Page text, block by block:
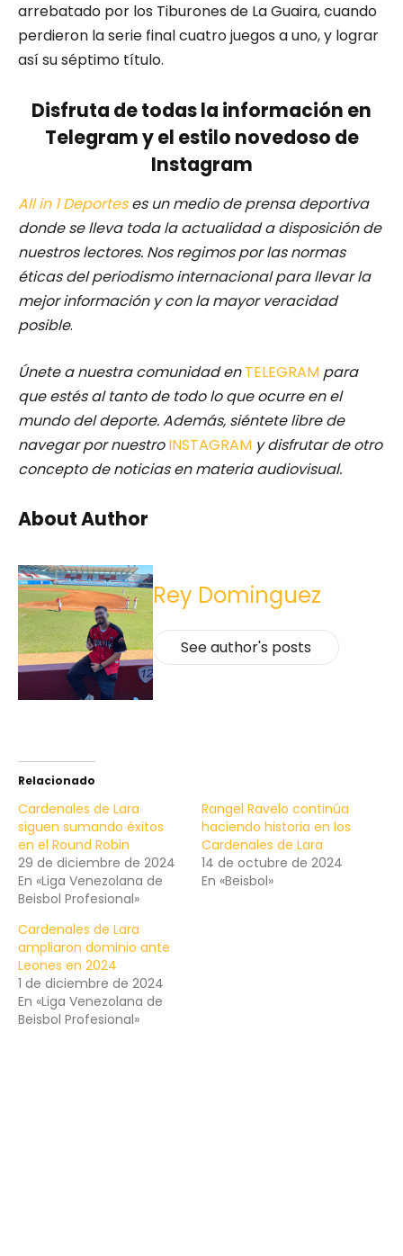
arrebatado por los Tiburones de La Guaira, cuando
perdieron la serie final cuatro juegos a uno, y lograr
así su séptimo título.
Disfruta de todas la información en
Telegram y el estilo novedoso de
Instagram
All in 1 Deporteses un medio de prensa deportiva
donde se lleva toda la actualidad a disposición de
nuestros lectores. Nos regimos por las normas
éticas del periodismo internacional para llevar la
mejor información y con la mayor veracidad
posible.
Únete a nuestra comunidad enTELEGRAM para
que estés al tanto de todo lo que ocurre en el
mundo del deporte. Además, siéntete libre de
navegar por nuestro INSTAGRAM y disfrutar de otro
concepto de noticias en materia audiovisual.
About Author
Rey Dominguez
See author's posts
Relacionado
Cardenales de Lara
siguen sumando éxitos
en el Round Robin
29 de diciembre de 2024
En «Liga Venezolana de
Beisbol Profesional»
Rangel Ravelo continúa
haciendo historia en los
Cardenales de Lara
14 de octubre de 2024
En «Beisbol»
Cardenales de Lara
ampliaron dominio ante
Leones en 2024
1 de diciembre de 2024
En «Liga Venezolana de
Beisbol Profesional»